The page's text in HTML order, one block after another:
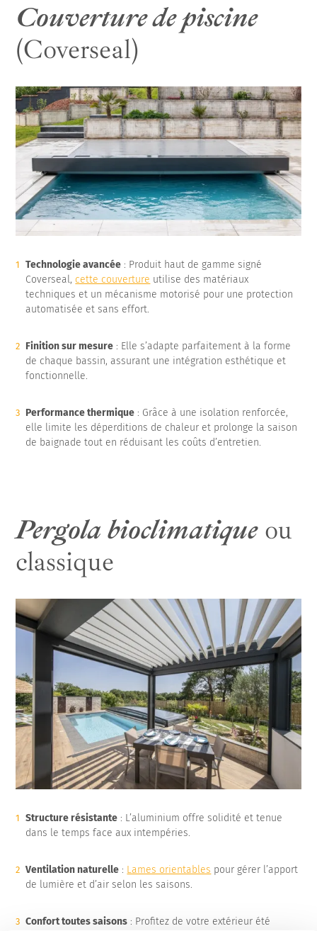
Couverture de piscine
(Coverseal)
Technologie avancée : Produit haut de gamme signé
Coverseal, cette couverture utilise des matériaux
techniques et un mécanisme motorisé pour une protection
automatisée et sans effort.
Finition sur mesure : Elle s’adapte parfaitement à la forme
de chaque bassin, assurant une intégration esthétique et
fonctionnelle.
Performance thermique : Grâce à une isolation renforcée,
elle limite les déperditions de chaleur et prolonge la saison
de baignade tout en réduisant les coûts d’entretien.
Pergola bioclimatiqueou
classique
Structure résistante : L’aluminium offre solidité et tenue
dans le temps face aux intempéries.
Ventilation naturelle : Lames orientables pour gérer l’apport
de lumière et d’air selon les saisons.
Confort toutes saisons : Profitez de votre extérieur été